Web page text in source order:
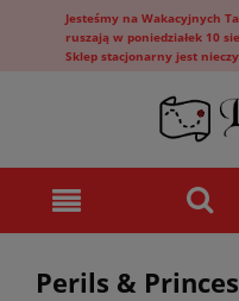
Jesteśmy na Wakacyjnych
ruszają w poniedziałek 10
Sklep stacjonarny jest
Perils &